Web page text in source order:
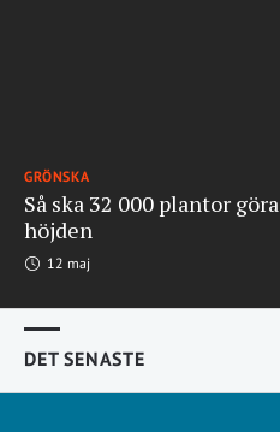
GRÖNSKA
Så ska 32 000 plantor
höjden
12 maj
DET SENASTE